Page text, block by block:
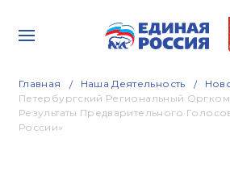
Главная Наша Деятельность
Петербургский Региональный
Результаты Предварительного
России»